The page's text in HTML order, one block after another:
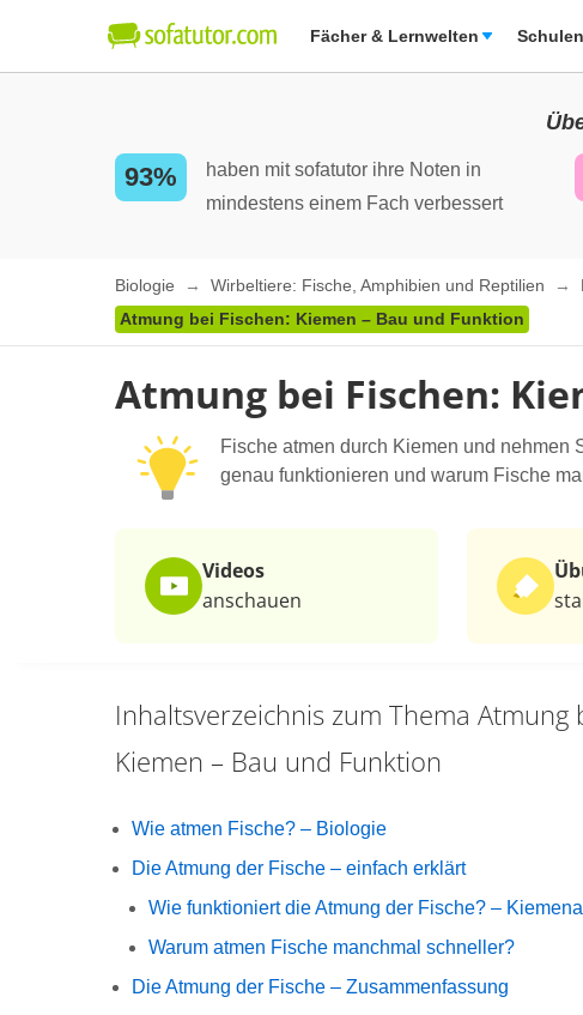
Fächer & Lernwelten
93%
haben mit sofatutor ihre Noten in
mindestens einem Fach verbessert
Biologie Wirbeltiere: Fische, Amphibien und Reptilien
Atmung bei Fischen: Kiemen – Bau und Funktion
Atmung bei Fischen:
Fische atmen durch Kiemen und nehmen
genau funktionieren und warum Fische
Videos
anschauen
Inhaltsverzeichnis zum Thema Atmung
Kiemen – Bau und Funktion
Wie atmen Fische? – Biologie
Die Atmung der Fische – einfach erklärt
Wie funktioniert die Atmung der Fische? –
Warum atmen Fische manchmal schneller?
Die Atmung der Fische – Zusammenfassung